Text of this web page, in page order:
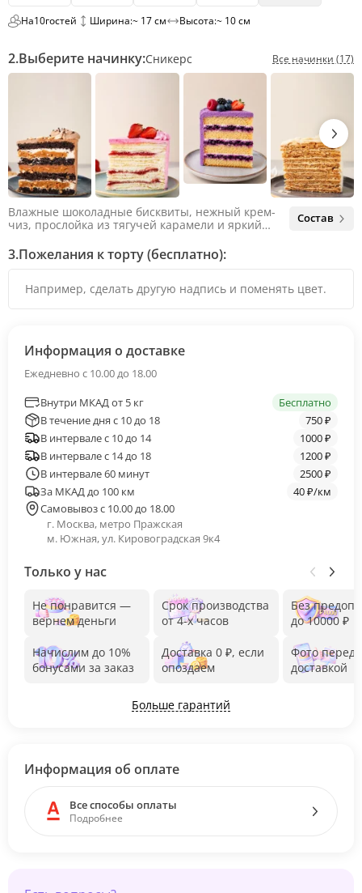
На10гостей Ширина:~ 17 см Высота:~ 10 см
2.Выберите начинку:Сникерс Все начинки (17)
Влажные шоколадные бисквиты, нежный крем-
чиз, прослойка из тягучей карамели и яркий
яркий вкус шоколада и тягучей карамели, не
оставляя ни единого шанса остаться
Состав
3.Пожелания к торту (бесплатно):
Информация о доставке
Ежедневно с 10.00 до 18.00
Внутри МКАД от 5 кг
Бесплатно
В течение дня с 10 до 18
750 ₽
В интервале с 10 до 14
1000 ₽
В интервале с 14 до 18
1200 ₽
В интервале 60 минут
2500 ₽
За МКАД до 100 км
40 ₽/км
Самовывоз с 10.00 до 18.00
г. Москва, метро Пражская
м. Южная, ул. Кировоградская 9к4
Только у нас
Не понравится —
вернем деньги
Начислим до 10%
бонусами за заказ
Срок производства
от 4-х часов
Доставка 0 ₽, если
опоздаем
Без
до 10000 ₽
Фото перед
доставкой
Больше гарантий
Информация об оплате
Все способы оплаты
Подробнее